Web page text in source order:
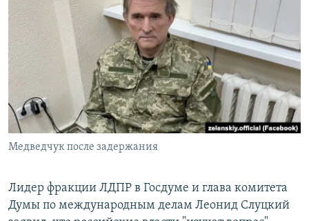
СПОРТ
English
Русский
Все сайты Радио Азатутюн
Медведчук после задержания
Лидер фракции ЛДПР в Госдуме и глава комитета
Думы по международным делам Леонид Слуцкий